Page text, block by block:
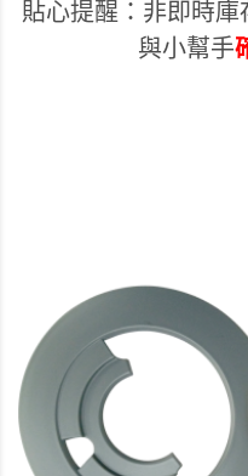
貼心提醒：非即時庫
與小幫手